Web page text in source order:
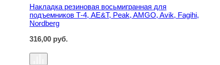
Накладка резиновая восьмигранная для
подъемников Т-4, AE&T, Peak, AMGO, Avik, Fagihi,
Nordberg
316,00 руб.